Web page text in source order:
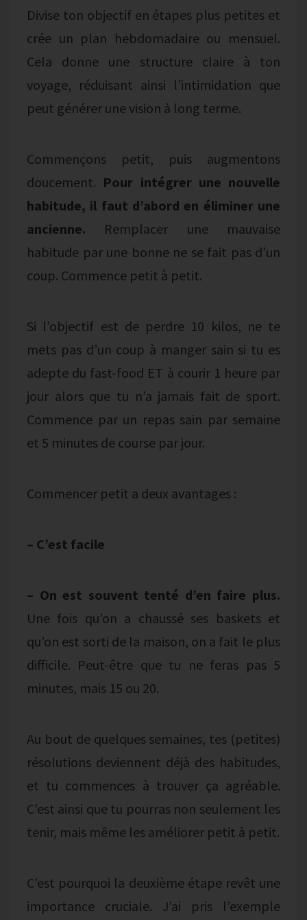
Divise ton objectif en étapes plus petites et
crée un plan hebdomadaire ou mensuel.
Cela donne une structure claire à ton
voyage, réduisant ainsi l’intimidation que
peut générer une vision à long terme.
Commençons petit, puis augmentons
doucement. Pour intégrer une nouvelle
habitude, il faut d’abord en éliminer une
ancienne. Remplacer une mauvaise
habitude par une bonne ne se fait pas d’un
coup. Commence petit à petit.
Si l’objectif est de perdre 10 kilos, ne te
mets pas d’un coup à manger sain si tu es
adepte du fast-food ET à courir 1 heure par
jour alors que tu n’a jamais fait de sport.
Commence par un repas sain par semaine
et 5 minutes de course par jour.
Commencer petit a deux avantages :
– C’est facile
– On est souvent tenté d’en faire plus.
Une fois qu’on a chaussé ses baskets et
qu’on est sorti de la maison, on a fait le plus
difficile. Peut-être que tu ne feras pas 5
minutes, mais 15 ou 20.
Au bout de quelques semaines, tes (petites)
résolutions deviennent déjà des habitudes,
et tu commences à trouver ça agréable.
C’est ainsi que tu pourras non seulement les
tenir, mais même les améliorer petit à petit.
C’est pourquoi la deuxième étape revêt une
importance cruciale. J’ai pris l’exemple